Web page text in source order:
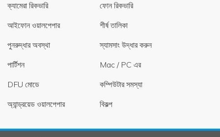
ক্যামেরা রিকভারি
ফোন রিকভারি
আইফোন ওয়ালপেপার
শীর্ষ তালিকা
পুনরুদ্ধার অবস্থা
স্যামসাং উদ্ধার করুন
পার্টিশন
Mac / PC এর
DFU মোডে
কম্পিউটার সমস্যা
অ্যান্ড্রয়েড ওয়ালপেপার
বিকল্প